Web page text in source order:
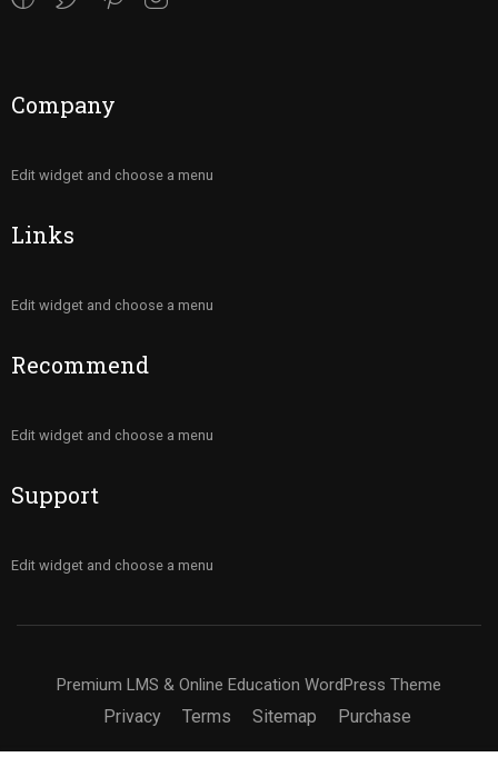
Company
Edit widget and choose a menu
Links
Edit widget and choose a menu
Recommend
Edit widget and choose a menu
Support
Edit widget and choose a menu
Premium LMS & Online Education WordPress Theme
Privacy Terms Sitemap Purchase